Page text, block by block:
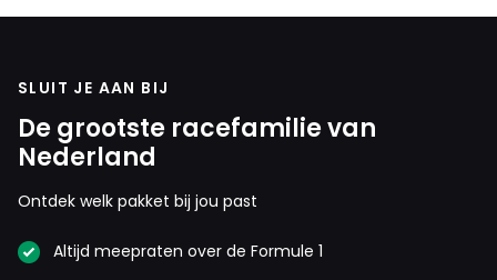
SLUIT JE AAN BIJ
De grootste racefamilie van
Nederland
Ontdek welk pakket bij jou past
Altijd meepraten over de Formule 1